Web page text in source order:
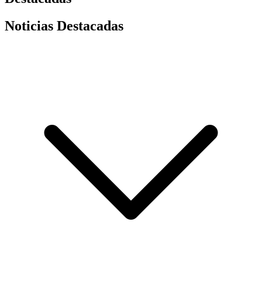
Noticias Destacadas